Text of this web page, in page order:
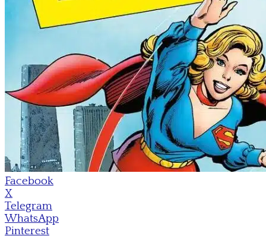
Facebook
X
Telegram
WhatsApp
Pinterest